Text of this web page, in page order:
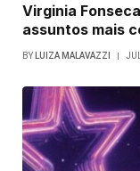
Virginia
assuntos mais
BY LUIZA MALAVAZZI